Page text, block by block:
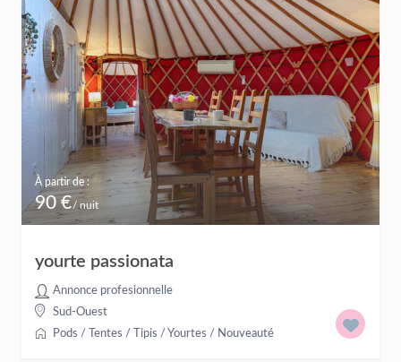
À partir de :
90 €/ nuit
yourte passionata
Annonce profesionnelle
Sud-Ouest
Pods / Tentes / Tipis / Yourtes / Nouveauté